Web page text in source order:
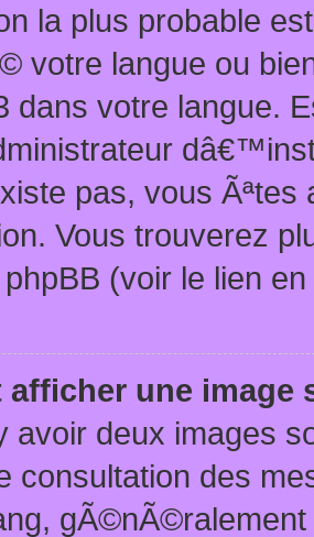
la plus probable
votre langue ou
dans votre langue.
pas, vous Ãªtes
Vous trouverez
(voir le lien
afficher une image
avoir deux images
consultation des